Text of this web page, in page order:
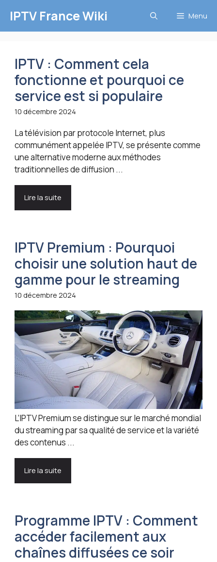
contenu
IPTV France Wiki Menu
IPTV : Comment cela
fonctionne et pourquoi ce
service est si populaire
10 décembre 2024
La télévision par protocole Internet, plus
communément appelée IPTV, se présente comme
une alternative moderne aux méthodes
traditionnelles de diffusion ...
Lire la suite
IPTV Premium : Pourquoi
choisir une solution haut de
gamme pour le streaming
10 décembre 2024
L’IPTV Premium se distingue sur le marché mondial
du streaming par sa qualité de service et la variété
des contenus ...
Lire la suite
Programme IPTV : Comment
accéder facilement aux
chaînes diffusées ce soir